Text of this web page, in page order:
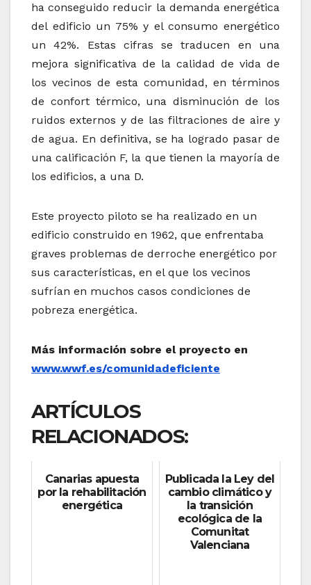
ha conseguido reducir la demanda energética
del edificio un 75% y el consumo energético
un 42%. Estas cifras se traducen en una
mejora significativa de la calidad de vida de
los vecinos de esta comunidad, en términos
de confort térmico, una disminución de los
ruidos externos y de las filtraciones de aire y
de agua. En definitiva, se ha logrado pasar de
una calificación F, la que tienen la mayoría de
los edificios, a una D.
Este proyecto piloto se ha realizado en un
edificio construido en 1962, que enfrentaba
graves problemas de derroche energético por
sus características, en el que los vecinos
sufrían en muchos casos condiciones de
pobreza energética.
Más información sobre el proyecto en
www.wwf.es/comunidadeficiente
ARTÍCULOS
RELACIONADOS:
Canarias apuesta
por la rehabilitación
energética
Publicada la Ley del
cambio climático y
la transición
ecológica de la
Comunitat
Valenciana